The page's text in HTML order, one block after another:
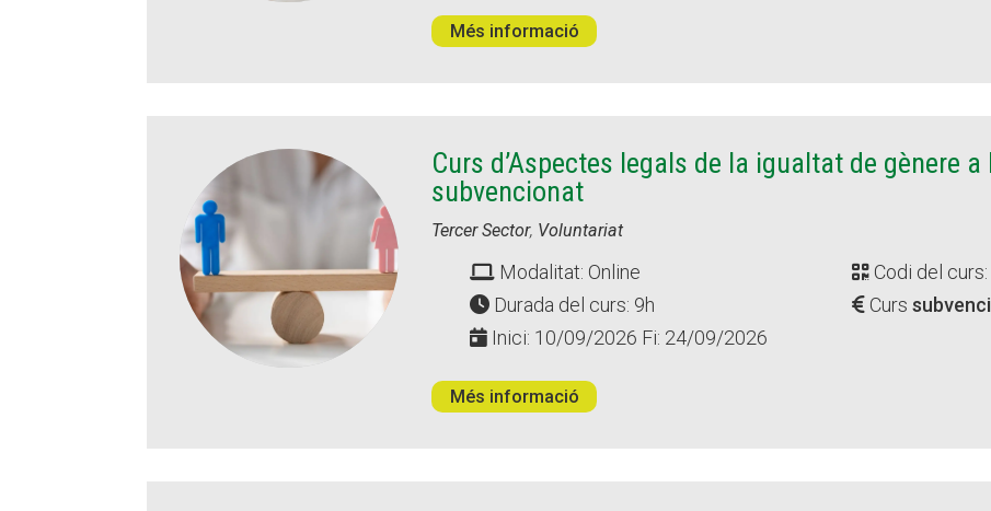
Més informació
Curs d’Aspectes legals de la igualtat de gènere
subvencionat
Tercer Sector, Voluntariat
Modalitat: Online
Codi del
Durada del curs: 9h
Curs
Inici: 10/09/2026 Fi: 24/09/2026
Més informació